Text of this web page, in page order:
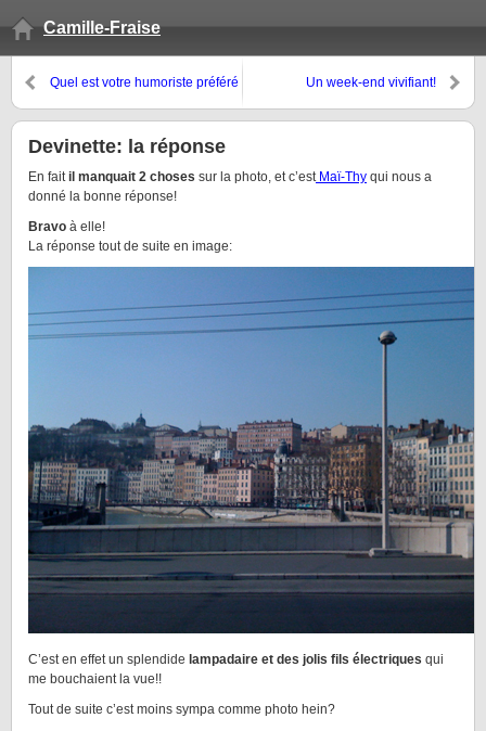
Camille-Fraise
Quel est votre humoriste préféré
Un week-end vivifiant!
Devinette: la réponse
En faitil manquait 2 choses sur la photo, et c’estMaï-Thy qui nous a
donné la bonne réponse!
Bravo à elle!
La réponse tout de suite en image:
C’est en effet un splendide lampadaire et des jolis fils électriques qui
me bouchaient la vue!!
Tout de suite c’est moins sympa comme photo hein?